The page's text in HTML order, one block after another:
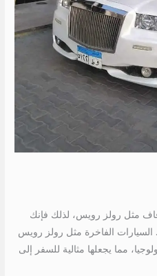
مثل رولز رويس، لذلك فإنك
الفاخرة مثل رولز رويس
مما يجعلها مثالية للسفر إلى